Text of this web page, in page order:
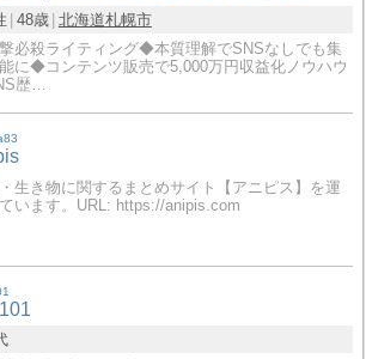
48歳 北海道札幌市
必殺ライティング◆本質理解でSNSなしでも集
に◆コンテンツ販売で5,000万円収益化ノウハウ
歴…
生き物に関するまとめサイト【アニピス】を運
います。URL: https://anipis.com